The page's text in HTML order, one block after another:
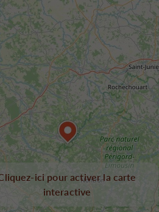
ici pour activer la carte
interactive